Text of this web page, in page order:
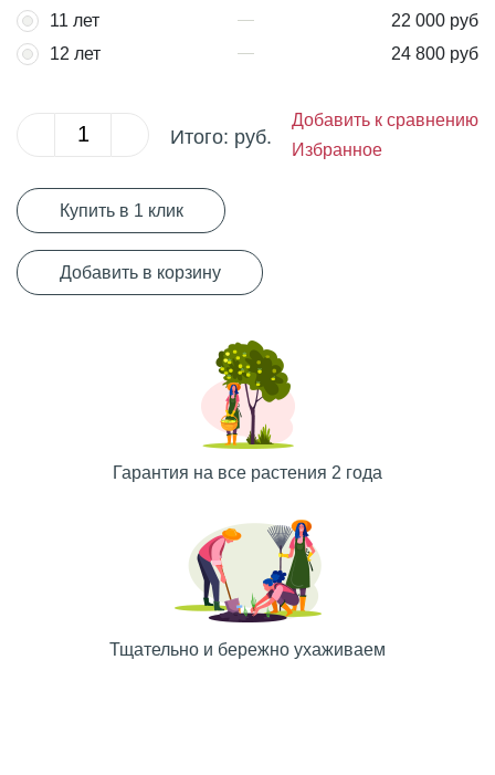
11 лет
22 000 руб
12 лет
24 800 руб
Итого: руб.
Добавить к сравнению
Избранное
Купить в 1 клик
Добавить в корзину
Гарантия на все растения 2 года
Тщательно и бережно ухаживаем